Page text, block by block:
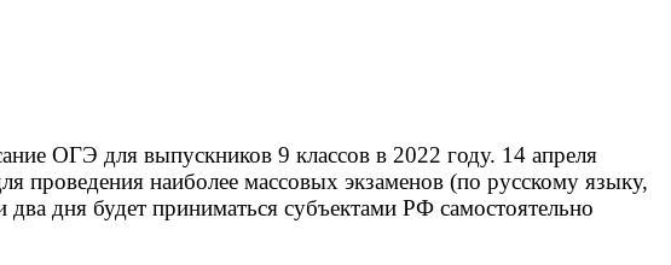
ОГЭ для выпускников 9 классов в 2022 году. 14 апреля
проведения наиболее массовых экзаменов (по русскому языку,
дня будет приниматься субъектами РФ самостоятельно